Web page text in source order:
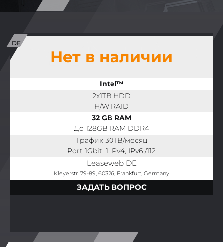
Нет в наличии
Intel™
2x1TB HDD
H/W RAID
32 GB RAM
До 128GB RAM DDR4
Трафик 30TB/месяц
Port 1Gbit, 1 IPv4, IPv6 /112
Leaseweb DE
Kleyerstr. 79-89, 60326, Frankfurt, Germany
ЗАДАТЬ ВОПРОС